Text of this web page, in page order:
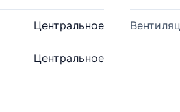
Центральное
Центральное